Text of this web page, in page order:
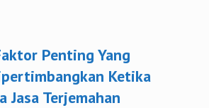
Penting Yang
Ketika
Jasa Terjemahan